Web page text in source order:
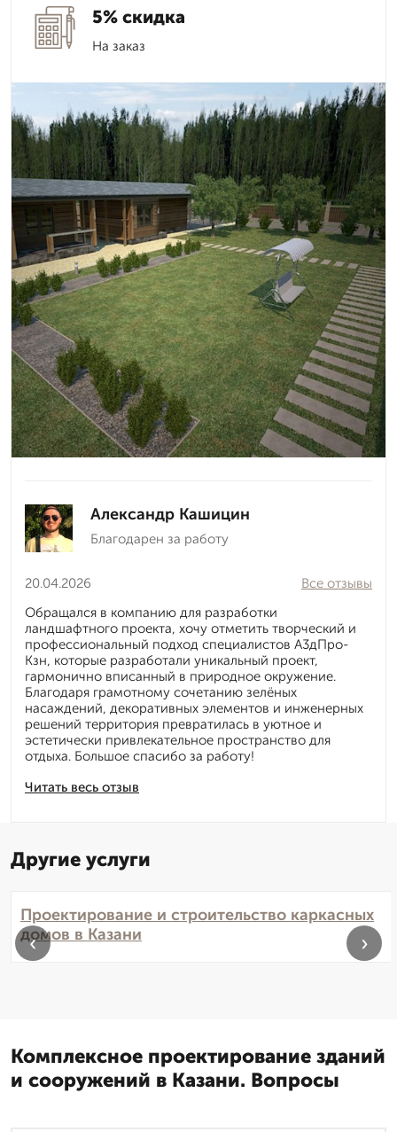
5% скидка
На заказ
Александр Кашицин
Благодарен за работу
20.04.2026
Читать весь отзыв
Все отзывы
Обращался в компанию для разработки
ландшафтного проекта, хочу отметить творческий и
профессиональный подход специалистов А3дПро-
Кзн, которые разработали уникальный проект,
гармонично вписанный в природное окружение.
Благодаря грамотному сочетанию зелёных
насаждений, декоративных элементов и инженерных
решений территория превратилась в уютное и
эстетически привлекательное пространство для
отдыха. Большое спасибо за работу!
Другие услуги
Проектирование и строительство каркасных
домов в Казани
‹ ›
Комплексное проектирование зданий
и сооружений в Казани. Вопросы